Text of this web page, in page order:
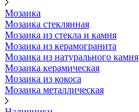
Мозаика
Мозаика стеклянная
Мозаика из стекла и камня
Мозаика из керамогранита
Мозаика из натурального камня
Мозаика керамическая
Мозаика из кокоса
Мозаика металлическая